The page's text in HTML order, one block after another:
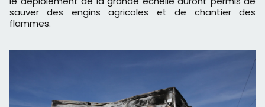
sauver des engins agricoles et de chantier des
flammes.